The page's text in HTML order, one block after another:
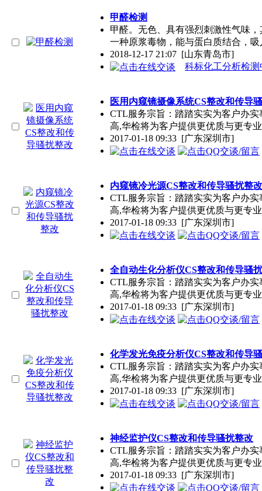
甲醛检测
甲醛。无色、具有强烈刺激性气味
一种原浆毒物，能与蛋白质结合，吸
2018-12-17 21:07 [山东青岛市]
科标化工分析检测
医用内窥镜摄像系统CS整改和传导
CTL服务宗旨：踏踏实实为客户办
高,华检将为客户提供更优质与更专
2017-01-18 09:33 [广东深圳市]
内窥镜冷光源CS整改和传导骚扰整改
CTL服务宗旨：踏踏实实为客户办
高,华检将为客户提供更优质与更专
2017-01-18 09:33 [广东深圳市]
全自动生化分析仪CS整改和传导骚
CTL服务宗旨：踏踏实实为客户办
高,华检将为客户提供更优质与更专
2017-01-18 09:33 [广东深圳市]
化学发光免疫分析仪CS整改和传导
CTL服务宗旨：踏踏实实为客户办
高,华检将为客户提供更优质与更专
2017-01-18 09:33 [广东深圳市]
神经监护仪CS整改和传导骚扰整改
CTL服务宗旨：踏踏实实为客户办
高,华检将为客户提供更优质与更专
2017-01-18 09:33 [广东深圳市]